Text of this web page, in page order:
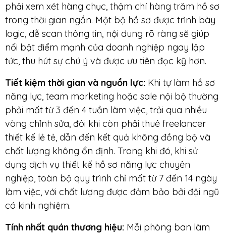
phải xem xét hàng chục, thậm chí hàng trăm hồ sơ
trong thời gian ngắn. Một bộ hồ sơ được trình bày
logic, dễ scan thông tin, nội dung rõ ràng sẽ giúp
nổi bật điểm mạnh của doanh nghiệp ngay lập
tức, thu hút sự chú ý và được ưu tiên đọc kỹ hơn.
Tiết kiệm thời gian và nguồn lực: Khi tự làm hồ sơ
năng lực, team marketing hoặc sale nội bộ thường
phải mất từ 3 đến 4 tuần làm việc, trải qua nhiều
vòng chỉnh sửa, đôi khi còn phải thuê freelancer
thiết kế lẻ tẻ, dẫn đến kết quả không đồng bộ và
chất lượng không ổn định. Trong khi đó, khi sử
dụng dịch vụ thiết kế hồ sơ năng lực chuyên
nghiệp, toàn bộ quy trình chỉ mất từ 7 đến 14 ngày
làm việc, với chất lượng được đảm bảo bởi đội ngũ
có kinh nghiệm.
Tính nhất quán thương hiệu: Mỗi phòng ban làm